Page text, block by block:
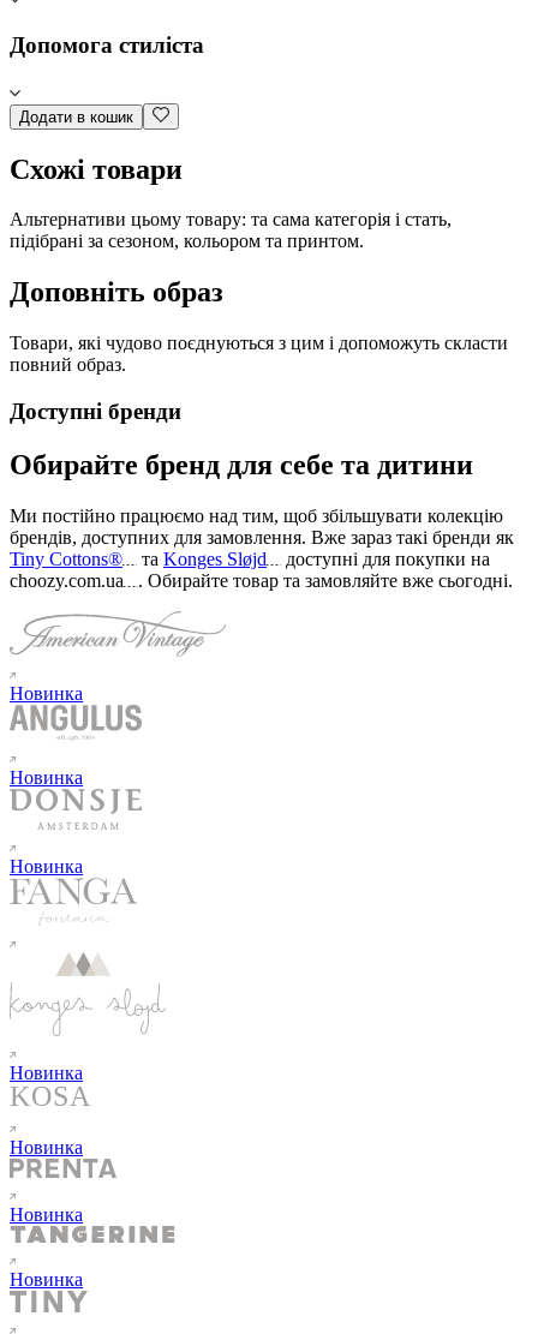
Допомога стиліста
Додати в кошик
Схожі товари
Альтернативи цьому товару: та сама категорія і стать,
підібрані за сезоном, кольором та принтом.
Доповніть образ
Товари, які чудово поєднуються з цим і допоможуть скласти
повний образ.
Доступні бренди
Обирайте бренд для себе та дитини
Ми постійно працюємо над тим, щоб збільшувати колекцію
брендів, доступних для замовлення. Вже зараз такі бренди як
Tiny Cottons®
та Konges Sløjd
доступні для покупки на
choozy.com.ua
. Обирайте товар та замовляйте вже сьогодні.
Новинка
Новинка
Новинка
Новинка
Новинка
Новинка
Новинка